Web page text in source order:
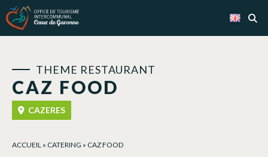
CAZ FOOD
THEME RESTAURANT
CAZERES
ACCUEIL » CATERING » CAZ FOOD
Cookies management panel